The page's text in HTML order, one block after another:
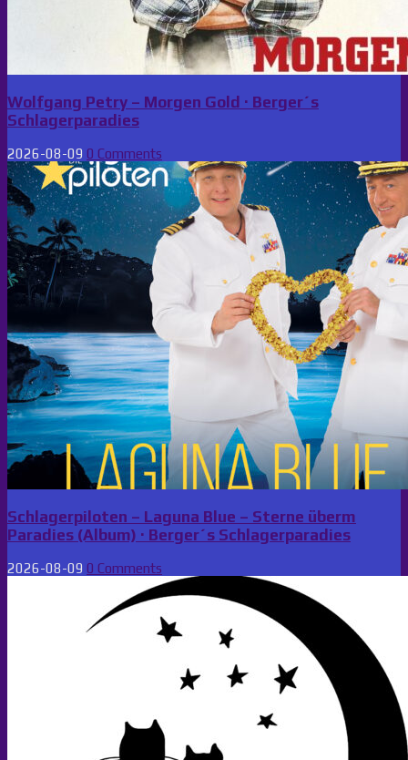
Wolfgang Petry – Morgen Gold · Berger´s
Schlagerparadies
2026-08-09 0 Comments
Schlagerpiloten – Laguna Blue – Sterne überm
Paradies (Album) · Berger´s Schlagerparadies
2026-08-09 0 Comments